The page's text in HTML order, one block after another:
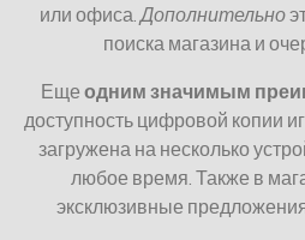
или офиса.Дополнительно
поиска магазина и
Еще одним значимым
доступность цифровой копии
загружена на несколько
любое время. Также в
эксклюзивные